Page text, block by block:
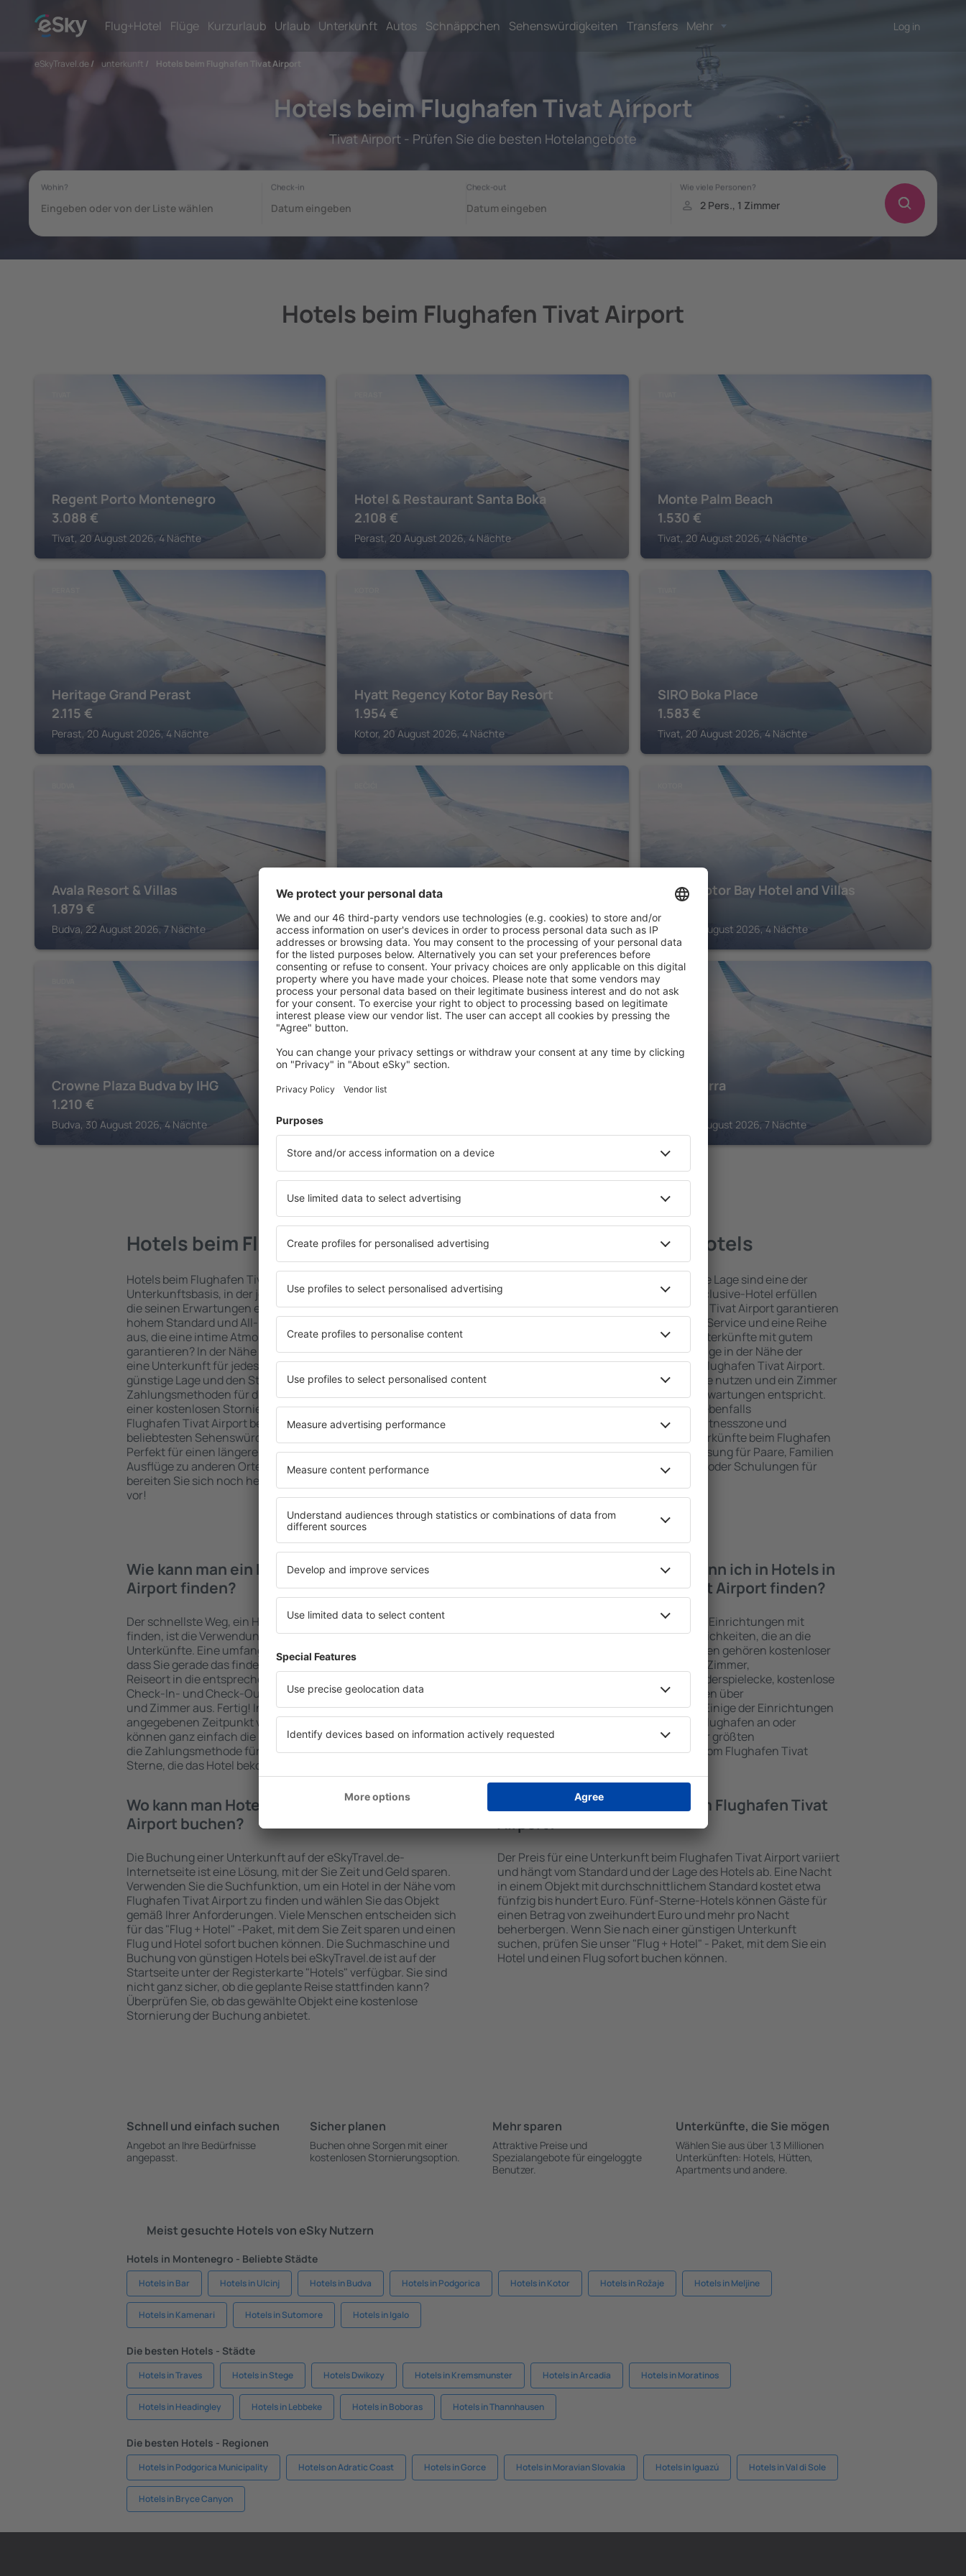
Flug+Hotel Flüge Kurzurlaub Urlaub Unterkunft Autos Schnäppchen Sehenswürdigkeiten Transfers Mehr Log in
eSkyTravel.de/ unterkunft / Hotels beim Flughafen Tivat Airport
Hotels beim Flughafen Tivat Airport
Tivat Airport - Prüfen Sie die besten Hotelangebote
Hotels beim Flughafen Tivat Airport
Regent Porto Montenegro
3.088 €
Tivat, 20 August 2026, 4 Nächte
Hotel & Restaurant Santa Boka
2.108 €
Perast, 20 August 2026, 4 Nächte
Monte Palm Beach
1.530 €
Tivat, 20 August 2026, 4 Nächte
Heritage Grand Perast
2.115 €
Perast, 20 August 2026, 4 Nächte
Hyatt Regency Kotor Bay Resort
1.954 €
Kotor, 20 August 2026, 4 Nächte
SIRO Boka Place
1.583 €
Tivat, 20 August 2026, 4 Nächte
Avala Resort & Villas
1.879 €
Budva, 22 August 2026, 7 Nächte
Iberostar Waves Bellevue
Bečići, 22 August 2026, 7 Nächte
Huma Kotor Bay Hotel and Villas
Kotor, 20 August 2026, 4 Nächte
Crowne Plaza Budva by IHG
1.210 €
Budva, 30 August 2026, 4 Nächte
BEČIĆI
Hotel Splendid Conference and Spa
Resort
KOTOR
Forza Terra
Kotor, 22 August 2026, 7 Nächte
Mehr Angebote prüfen
Hotels beim Flughafen Tivat Airport
Hotels beim Flughafen Tivat Airport sind eine vielfältige
Unterkunftsbasis, in der jeder Reisende eine Unterkunft findet,
die seinen Erwartungen entspricht. Sie bevorzugen ein Hotel mit
hohem Standard und All-Inclusive-Angebot oder wählen Hotels
aus, die eine intime Atmosphäre und günstige Unterkünfte
garantieren? In der Nähe vom Flughafen Tivat Airport können Sie
eine Unterkunft für jedes Budget buchen! Wählen Sie eine
günstige Lage und den Standard des Hotels sowie die
Zahlungsmethoden für die Unterkunft aus und die Möglichkeit
einer kostenlosen Stornierung der Buchung. Hotels beim
Flughafen Tivat Airport befinden sich sowohl in der Nähe der
beliebtesten Sehenswürdigkeiten als auch abseits der Masse.
Perfekt für einen längeren Aufenthalt und als Ausgangspunkt für
Ausflüge zu anderen Orten. Wählen Sie ein Hotel für sich aus und
bereiten Sie sich noch heute auf Ihre Reise oder Geschäftsreise
vor!
Tivat Airport – beste Hotels
Umfassender Service und eine attraktive Lage sind eine der
wichtigsten Bedingungen, die ein All-Inclusive-Hotel erfüllen
muss. Die besten Hotels beim Flughafen Tivat Airport garantieren
den Hotelgästen einen hervorragenden Service und eine Reihe
von Annehmlichkeiten. Hochwertige Unterkünfte mit gutem
Standard bieten eine ausgezeichnete Lage in der Nähe der
wichtigsten Sehenswürdigkeiten beim Flughafen Tivat Airport.
Gäste können die kostenlosen Parkplätze nutzen und ein Zimmer
oder Apartment auswählen, das ihren Erwartungen entspricht.
Ein Hotel mit hohem Standard umfasst ebenfalls
abwechslungsreiches Menü, SPA oder Fitnesszone und
Attraktionen für Kinder. Die besten Unterkünfte beim Flughafen
Tivat Airport sind eine hervorragende Lösung für Paare, Familien
sowie Personen, die geschäftlich reisen oder Schulungen für
Wie kann man ein Hotel beim Flughafen Tivat
Airport finden?
Der schnellste Weg, ein Hotel beim Flughafen Tivat Airport zu
finden, ist die Verwendung der eSky-Suchmaschine für
Unterkünfte. Eine umfangreiche Unterkunftsbasis garantiert,
dass Sie gerade das finden, wonach Sie suchen. Geben Sie den
Reiseort in die entsprechenden Suchfelder ein, wählen Sie das
Check-In- und Check-Out-Datum sowie die Anzahl der Gäste
und Zimmer aus. Fertig! In den Suchergebnissen werden die zum
angegebenen Zeitpunkt verfügbaren Objekte angezeigt. Sie
können ganz einfach die Entfernung des Hotels vom Zentrum,
die Zahlungsmethode für die Unterkunft oder die Anzahl der
Sterne, die das Hotel bekommen hat, überprüfen.
Welche Annehmlichkeiten kann ich in Hotels in
der Nähe vom Flughafen Tivat Airport finden?
Hotels beim Flughafen Tivat Airport sind Einrichtungen mit
verschiedenen Standards und Annehmlichkeiten, die an die
Gäste angepasst sind. Zu den beliebtesten gehören kostenloser
WLAN-Zugang, SPA-Zone, Bar / Safe im Zimmer,
Konferenzzentrum, Gaststättezone, Kinderspielecke, kostenlose
Parkplätze sowie Informationsbroschüren über
Sehenswürdigkeiten in der Umgebung. Einige der Einrichtungen
bieten auch einen Transport vom/zum Flughafen an oder
empfehlen, Ausflüge auf den Spuren der größten
Sehenswürdigkeiten in der Umgebung vom Flughafen Tivat
Wo kann man Hotels beim Flughafen Tivat
Airport buchen?
Die Buchung einer Unterkunft auf der eSkyTravel.de-
Internetseite ist eine Lösung, mit der Sie Zeit und Geld sparen.
Verwenden Sie die Suchfunktion, um ein Hotel in der Nähe vom
Flughafen Tivat Airport zu finden und wählen Sie das Objekt
gemäß Ihrer Anforderungen. Viele Menschen entscheiden sich
für das "Flug + Hotel" -Paket, mit dem Sie Zeit sparen und einen
Flug und Hotel sofort buchen können. Die Suchmaschine und
Buchung von günstigen Hotels bei eSkyTravel.de ist auf der
Startseite unter der Registerkarte "Hotels" verfügbar. Sie sind
nicht ganz sicher, ob die geplante Reise stattfinden kann?
Überprüfen Sie, ob das gewählte Objekt eine kostenlose
Stornierung der Buchung anbietet.
Wie viel kostet ein Hotel beim Flughafen Tivat
Airport?
Der Preis für eine Unterkunft beim Flughafen Tivat Airport variiert
und hängt vom Standard und der Lage des Hotels ab. Eine Nacht
in einem Objekt mit durchschnittlichem Standard kostet etwa
fünfzig bis hundert Euro. Fünf-Sterne-Hotels können Gäste für
einen Betrag von zweihundert Euro und mehr pro Nacht
beherbergen. Wenn Sie nach einer günstigen Unterkunft
suchen, prüfen Sie unser "Flug + Hotel" - Paket, mit dem Sie ein
Hotel und einen Flug sofort buchen können.
Schnell und einfach suchen
Angebot an Ihre Bedürfnisse
angepasst.
Sicher planen
Buchen ohne Sorgen mit einer
kostenlosen Stornierungsoption.
Mehr sparen
Attraktive Preise und
Spezialangebote für eingeloggte
Benutzer.
Unterkünfte, die Sie mögen
Wählen Sie aus über 1,3 Millionen
Unterkünften: Hotels, Hütten,
Apartments und andere.
Meist gesuchte Hotels von eSky Nutzern
Hotels in Montenegro - Beliebte Städte
Hotels in Bar Hotels in Ulcinj Hotels in Budva Hotels in Podgorica Hotels in Kotor Hotels in Rožaje Hotels in Meljine
Hotels in Kamenari Hotels in Sutomore Hotels in Igalo
Die besten Hotels - Städte
Hotels in Traves Hotels in Stege Hotels Dwikozy Hotels in Kremsmunster Hotels in Arcadia Hotels in Moratinos
Hotels in Headingley Hotels in Lebbeke Hotels in Boboras Hotels in Thannhausen
Die besten Hotels - Regionen
Hotels in Podgorica Municipality Hotels on Adratic Coast Hotels in Gorce Hotels in Moravian Slovakia Hotels in Iguazú Hotels in Val di Sole
Hotels in Bryce Canyon